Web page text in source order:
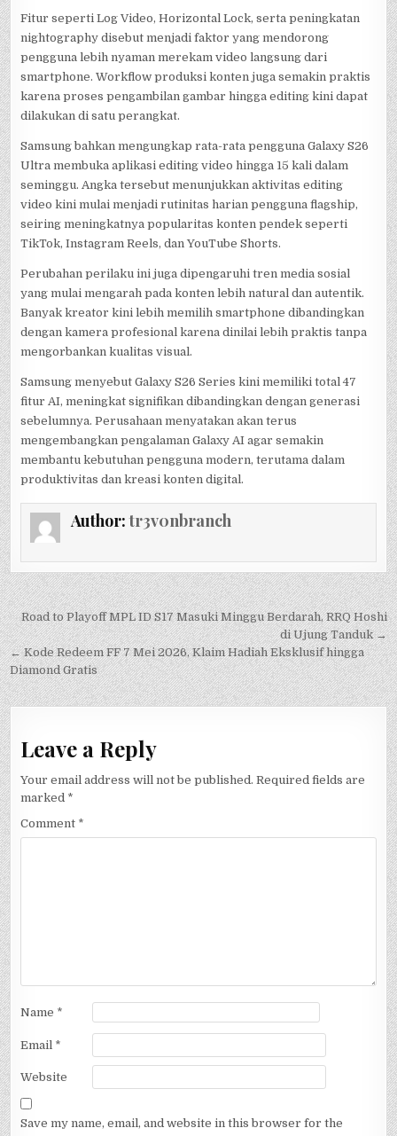
Fitur seperti Log Video, Horizontal Lock, serta peningkatan
nightography disebut menjadi faktor yang mendorong
pengguna lebih nyaman merekam video langsung dari
smartphone. Workflow produksi konten juga semakin praktis
karena proses pengambilan gambar hingga editing kini dapat
dilakukan di satu perangkat.
Samsung bahkan mengungkap rata-rata pengguna Galaxy S26
Ultra membuka aplikasi editing video hingga 15 kali dalam
seminggu. Angka tersebut menunjukkan aktivitas editing
video kini mulai menjadi rutinitas harian pengguna flagship,
seiring meningkatnya popularitas konten pendek seperti
TikTok, Instagram Reels, dan YouTube Shorts.
Perubahan perilaku ini juga dipengaruhi tren media sosial
yang mulai mengarah pada konten lebih natural dan autentik.
Banyak kreator kini lebih memilih smartphone dibandingkan
dengan kamera profesional karena dinilai lebih praktis tanpa
mengorbankan kualitas visual.
Samsung menyebut Galaxy S26 Series kini memiliki total 47
fitur AI, meningkat signifikan dibandingkan dengan generasi
sebelumnya. Perusahaan menyatakan akan terus
mengembangkan pengalaman Galaxy AI agar semakin
membantu kebutuhan pengguna modern, terutama dalam
produktivitas dan kreasi konten digital.
Author:tr3v0nbranch
Post
navigation
Road to Playoff MPL ID S17 Masuki Minggu Berdarah, RRQ Hoshi
di Ujung Tanduk →
← Kode Redeem FF 7 Mei 2026, Klaim Hadiah Eksklusif hingga
Diamond Gratis
Leave a Reply
Your email address will not be published. Required fields are
marked *
Comment *
Name *
Email *
Website
Save my name, email, and website in this browser for the